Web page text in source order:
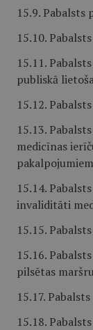
15.9. Pabalsts
15.10.
15.11.
publiskā
15.12.
15.13.
medicīnas
15.14.
invaliditāti
15.15.
15.16.
pilsētas
15.17.
15.18.